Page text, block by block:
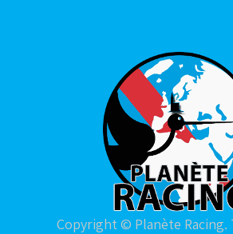
Copyright © Planète Racing.